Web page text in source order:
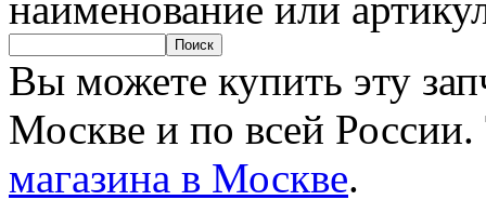
Вы можете купить эту
Москве и по всей
магазина в Москве.